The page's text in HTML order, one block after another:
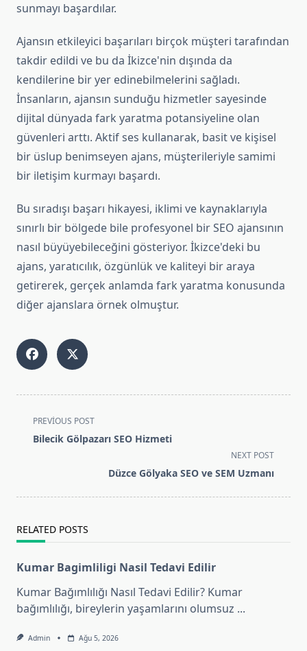
sunmayı başardılar.
Ajansın etkileyici başarıları birçok müşteri tarafından
takdir edildi ve bu da İkizce'nin dışında da
kendilerine bir yer edinebilmelerini sağladı.
İnsanların, ajansın sunduğu hizmetler sayesinde
dijital dünyada fark yaratma potansiyeline olan
güvenleri arttı. Aktif ses kullanarak, basit ve kişisel
bir üslup benimseyen ajans, müşterileriyle samimi
bir iletişim kurmayı başardı.
Bu sıradışı başarı hikayesi, iklimi ve kaynaklarıyla
sınırlı bir bölgede bile profesyonel bir SEO ajansının
nasıl büyüyebileceğini gösteriyor. İkizce'deki bu
ajans, yaratıcılık, özgünlük ve kaliteyi bir araya
getirerek, gerçek anlamda fark yaratma konusunda
diğer ajanslara örnek olmuştur.
<span
class="nav-
text">Page</span>
PREVIOUS POST
Bilecik Gölpazarı SEO Hizmeti
NEXT POST
Düzce Gölyaka SEO ve SEM Uzmanı
RELATED POSTS
Kumar Bagimliligi Nasil Tedavi Edilir
Kumar Bağımlılığı Nasıl Tedavi Edilir? Kumar
bağımlılığı, bireylerin yaşamlarını olumsuz ...
Admin Ağu 5, 2026